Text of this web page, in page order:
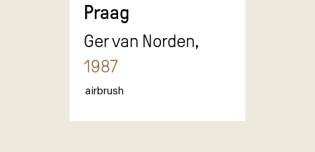
Praag
Ger van Norden,
1987
airbrush